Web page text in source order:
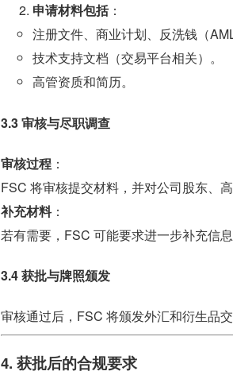
申请材料包括：
注册文件、商业计划、反洗钱（
技术支持文档（交易平台相关）。
高管资质和简历。
3.3 审核与尽职调查
审核过程 ：
FSC 将审核提交材料，并对公司股东、
补充材料：
若有需要，FSC 可能要求进一步补充信
3.4 获批与牌照颁发
审核通过后，FSC 将颁发外汇和衍生品
4. 获批后的合规要求